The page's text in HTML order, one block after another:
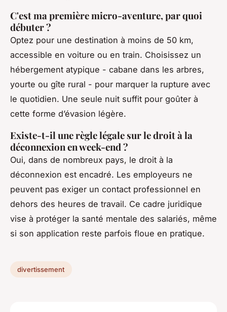
C'est ma première micro-aventure, par quoi
débuter ?
Optez pour une destination à moins de 50 km,
accessible en voiture ou en train. Choisissez un
hébergement atypique - cabane dans les arbres,
yourte ou gîte rural - pour marquer la rupture avec
le quotidien. Une seule nuit suffit pour goûter à
cette forme d’évasion légère.
Existe-t-il une règle légale sur le droit à la
déconnexion en week-end ?
Oui, dans de nombreux pays, le droit à la
déconnexion est encadré. Les employeurs ne
peuvent pas exiger un contact professionnel en
dehors des heures de travail. Ce cadre juridique
vise à protéger la santé mentale des salariés, même
si son application reste parfois floue en pratique.
divertissement